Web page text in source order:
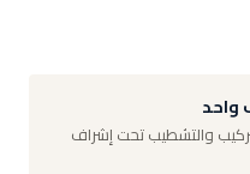
واحد
والتشطيب تحت إشراف